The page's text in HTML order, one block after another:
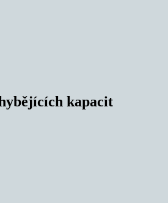
kapacit